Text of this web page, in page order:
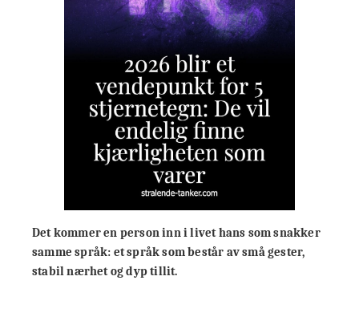
Det kommer en person inn i livet hans som snakker
samme språk: et språk sombestår av små gester,
stabil nærhet og dyp tillit.